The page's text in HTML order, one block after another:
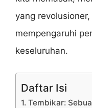
yang revolusioner,
mempengaruhi
keseluruhan.
Daftar Isi
1. Tembikar: